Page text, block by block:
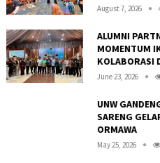
August 7, 2026
ALUMNI
MOMENTUM
KOLABORASI
June 23, 2026
UNW
SARENG
ORMAWA
May 25, 2026